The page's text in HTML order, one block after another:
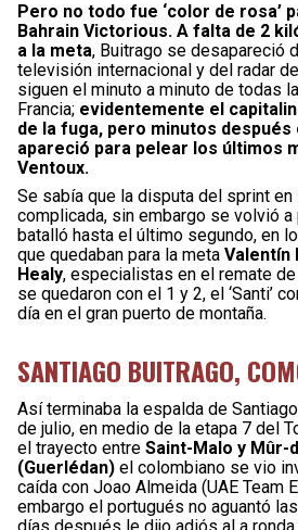
Pero no todo fue ‘color de rosa’
Bahrain Victorious. A falta de 2
a la meta, Buitrago se desapareció
televisión internacional y del radar
siguen el minuto a minuto de todas
Francia; evidentemente el
de la fuga, pero minutos
apareció para pelear los últimos
Ventoux.
Se sabía que la disputa del sprint en
complicada, sin embargo se volvió
batalló hasta el último segundo, en
que quedaban para la meta Valentín
Healy, especialistas en el remate
se quedaron con el 1 y 2, el ‘Santi’
día en el gran puerto de montaña.
SANTIAGO BUITRAGO,
Así terminaba la espalda de
de julio, en medio de la etapa 7 del
el trayecto entre Saint-Malo y Mûr-
(Guerlédan) el colombiano se vio
caída con Joao Almeida (UAE Team
embargo el portugués no aguantó